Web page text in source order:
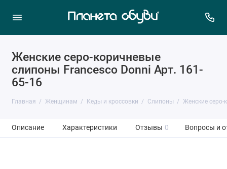
Женские серо-коричневые
слипоны Francesco Donni Арт. 161-
65-16
Главная Женщинам Кеды и кроссовки Слипоны Женские серо-
Описание Характеристики Отзывы 0 Вопросы и